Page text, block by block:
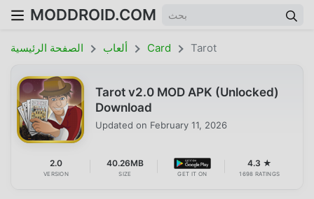
MODDROID.COM
الصفحة الرئيسية ألعاب Card Tarot
Tarot v2.0 MOD APK (Unlocked)
Download
Updated on February 11, 2026
2.0
VERSION
40.26MB
SIZE GET IT ON
4.3 ★
1698 RATINGS